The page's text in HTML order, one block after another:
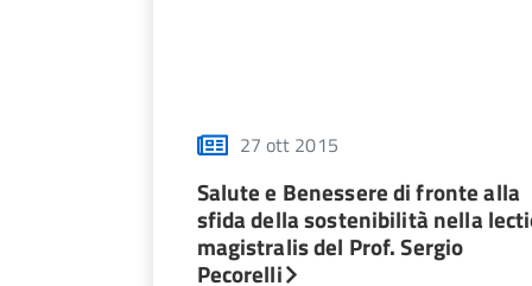
27 ott 2015
Salute e Benessere di fronte alla
sfida della sostenibilità nella
magistralis del Prof. Sergio
Pecorelli